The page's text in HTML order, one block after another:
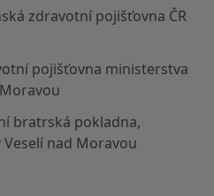
zdravotní pojišťovna ČR
pojišťovna ministerstva
bratrská pokladna,
nad Moravou